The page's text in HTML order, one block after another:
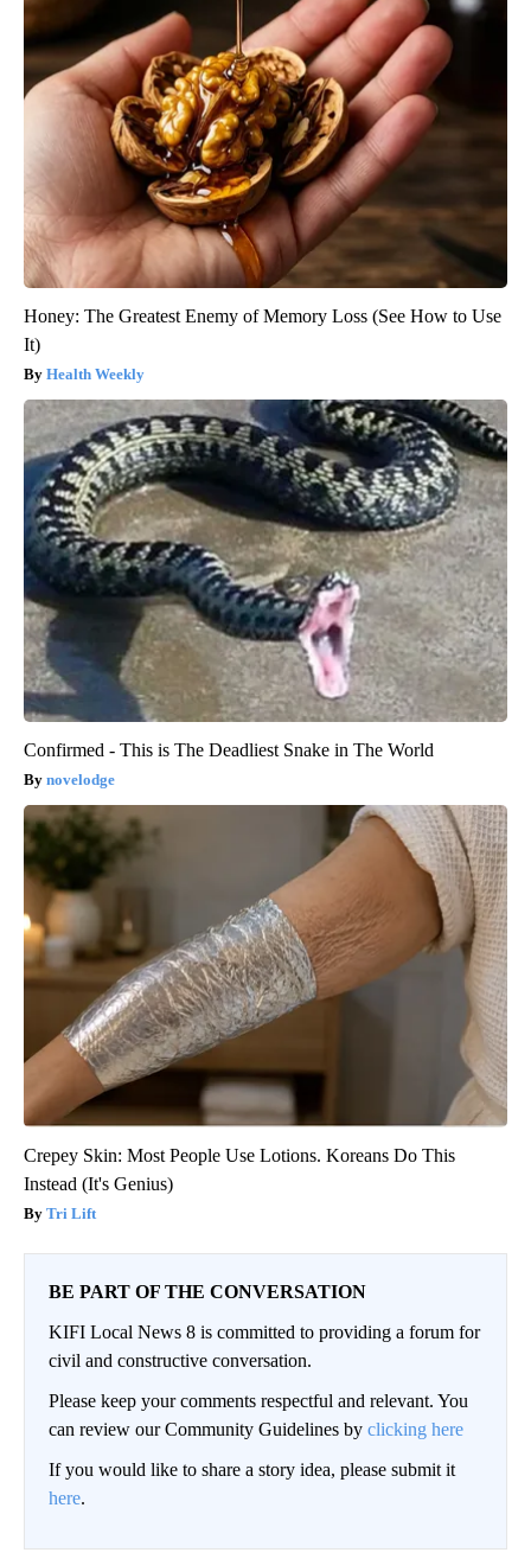
Honey: The Greatest Enemy of Memory Loss (See How to Use
It)
Health Weekly
Confirmed - This is The Deadliest Snake in The World
novelodge
Crepey Skin: Most People Use Lotions. Koreans Do This
Instead (It's Genius)
Tri Lift
BE PART OF THE CONVERSATION
KIFI Local News 8 is committed to providing a forum for
civil and constructive conversation.
Please keep your comments respectful and relevant. You
can review our Community Guidelines by clicking here
If you would like to share a story idea, please submit it
here.